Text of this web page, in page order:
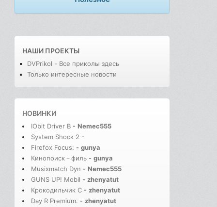
НАШИ ПРОЕКТЫ
DVPrikol - Все приколы здесь
Только интересные новости
НОВИНКИ
IObit Driver B - Nemec555
System Shock 2 -
Firefox Focus: - gunya
Кинопоиск－филь - gunya
Musixmatch Dyn - Nemec555
GUNS UP! Mobil - zhenyatut
Крокодильчик С - zhenyatut
Day R Premium. - zhenyatut